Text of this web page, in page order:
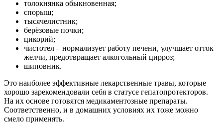
толокнянка обыкновенная;
спорыш;
тысячелистник;
берёзовые почки;
цикорий;
чистотел – нормализует работу печени, улучшает отток
желчи, предотвращает алкогольный цирроз;
шиповник.
Это наиболее эффективные лекарственные травы, которые
хорошо зарекомендовали себя в статусе гепатопротекторов.
На их основе готовятся медикаментозные препараты.
Соответственно, и в домашних условиях их тоже можно
смело применять.